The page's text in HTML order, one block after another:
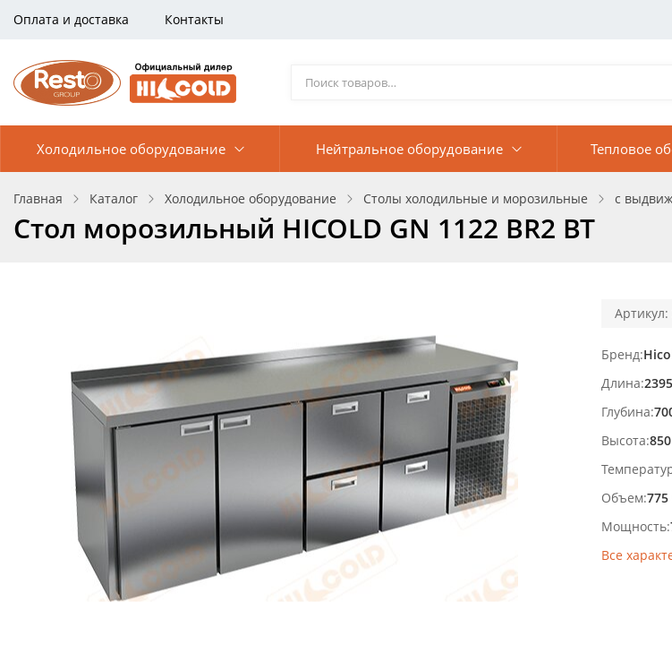
Оплата и доставка Контакты
Холодильное оборудование Нейтральное оборудование Тепловое
Главная Каталог Холодильное оборудование Столы холодильные и морозильные с
Стол морозильный HICOLD GN 1122 BR2 BT
Артикул:
Бренд
Длина
Глубина
Высота
Объем 775
Мощность
Все